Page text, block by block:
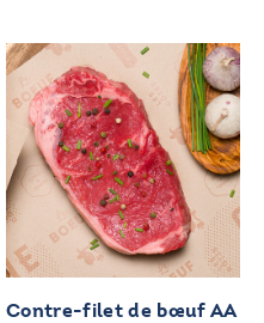
Contre-filet de bœuf AA